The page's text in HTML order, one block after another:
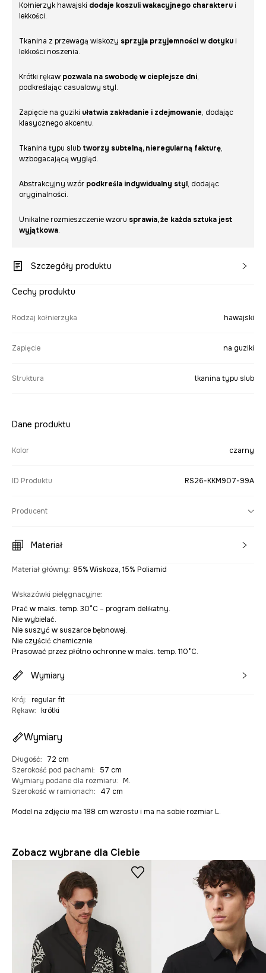
Kołnierzyk hawajski dodaje koszuli wakacyjnego charakteru i
lekkości.
Tkanina z przewagą wiskozy sprzyja przyjemności w dotyku i
lekkości noszenia.
Krótki rękaw pozwala na swobodę w cieplejsze dni,
podkreślając casualowy styl.
Zapięcie na guziki ułatwia zakładanie i zdejmowanie, dodając
klasycznego akcentu.
Tkanina typu slub tworzy subtelną, nieregularną fakturę,
wzbogacającą wygląd.
Abstrakcyjny wzór podkreśla indywidualny styl, dodając
oryginalności.
Unikalne rozmieszczenie wzoru sprawia, że każda sztuka jest
wyjątkowa.
Szczegóły produktu
Cechy produktu
Rodzaj kołnierzyka hawajski
Zapięcie na guziki
Struktura tkanina typu slub
Dane produktu
Kolor czarny
ID Produktu RS26-KKM907-99A
Producent
Materiał
Materiał główny: 85% Wiskoza, 15% Poliamid
Wskazówki pielęgnacyjne:
Prać w maks. temp. 30°C – program delikatny.
Nie wybielać.
Nie suszyć w suszarce bębnowej.
Nie czyścić chemicznie.
Prasować przez płótno ochronne w maks. temp. 110°C.
Wymiary
Krój: regular fit
Rękaw: krótki
Wymiary
Długość:
72 cm
Szerokość pod pachami:
57 cm
Wymiary podane dla rozmiaru: M.
Szerokość w ramionach: 47 cm
Model na zdjęciu ma 188 cm wzrostu i ma na sobie rozmiar L.
Zobacz wybrane dla Ciebie